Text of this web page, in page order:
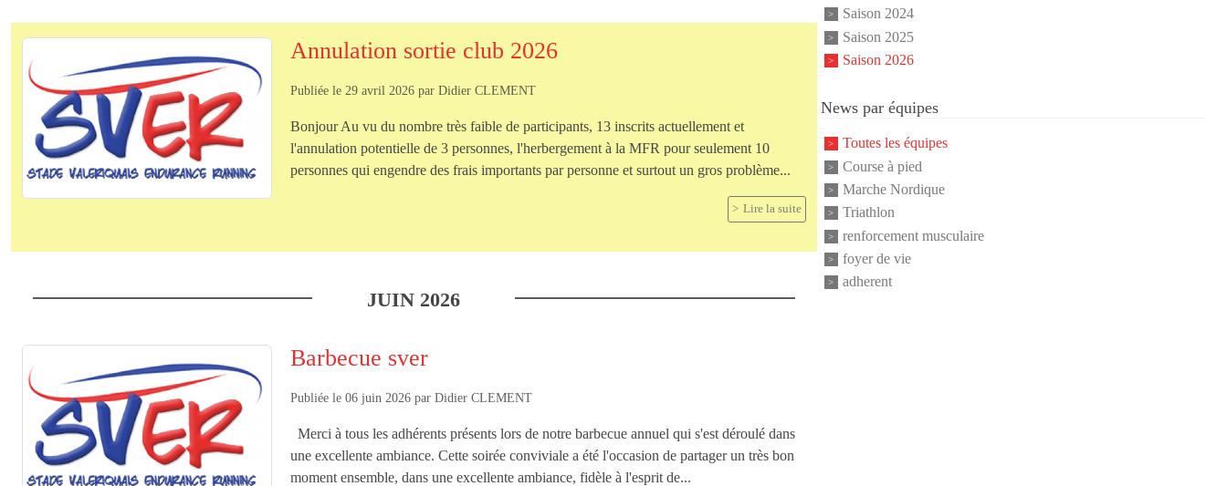
Annulation sortie club 2026
Publiée le 29 avril 2026 parDidier CLEMENT
Bonjour Au vu du nombre très faible de participants, 13 inscrits actuellement et
l'annulation potentielle de 3 personnes, l'herbergement à la MFR pour seulement 10
personnes qui engendre des frais importants par personne et surtout un gros problème...
Lire la suite
JUIN 2026
Barbecue sver
Publiée le06 juin 2026 parDidier CLEMENT
Merci à tous les adhérents présents lors de notre barbecue annuel qui s'est déroulé dans
une excellente ambiance. Cette soirée conviviale a été l'occasion de partager un très bon
moment ensemble, dans une excellente ambiance, fidèle à l'esprit de...
Saison 2024
Saison 2025
Saison 2026
News par équipes
Toutes les équipes
Course à pied
Marche Nordique
Triathlon
renforcement musculaire
foyer de vie
adherent